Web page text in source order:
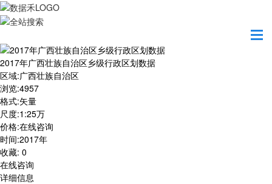
2017年广西壮族自治区乡级行政区划数据
区域:广西壮族自治区
浏览:4957
格式:矢量
尺度:1:25万
价格:在线咨询
时间:2017年
收藏: 0
在线咨询
详细信息